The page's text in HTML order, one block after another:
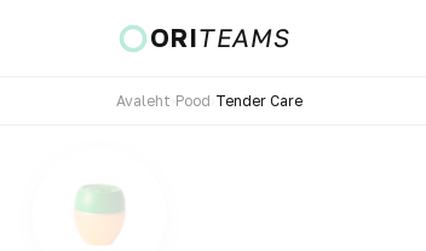
ORITEAMS
Avaleht Pood Tender Care